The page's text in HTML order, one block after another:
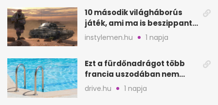
10 második világháborús
játék, ami ma is beszippant
a képernyő elé
instylemen.hu 1 napja
Ezt a fürdőnadrágot több
francia uszodában nem
fogadják el
drive.hu 1 napja